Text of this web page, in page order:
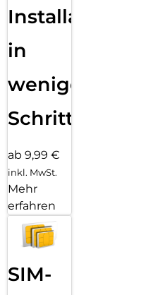
Installation
in
wenigen
Schritten
ab 9,99 €
inkl. MwSt.
Mehr
erfahren
SIM-